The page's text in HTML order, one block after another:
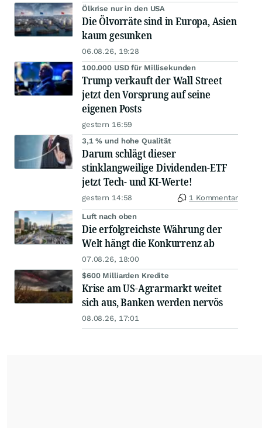
Ölkrise nur in den USA
Die Ölvorräte sind in Europa, Asien
kaum gesunken
06.08.26, 19:28
100.000 USD für Millisekunden
Trump verkauft der Wall Street
jetzt den Vorsprung auf seine
eigenen Posts
gestern 16:59
3,1 % und hohe Qualität
Darum schlägt dieser
stinklangweilige Dividenden-ETF
jetzt Tech- und KI-Werte!
gestern 14:58 1 Kommentar
Luft nach oben
Die erfolgreichste Währung der
Welt hängt die Konkurrenz ab
07.08.26, 18:00
$600 Milliarden Kredite
Krise am US-Agrarmarkt weitet
sich aus, Banken werden nervös
08.08.26, 17:01